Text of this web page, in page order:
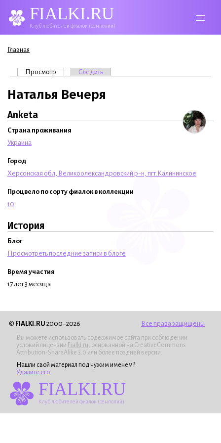
FIALKI.RU
Клуб любителей фиалок (сенполий)
Вы здесь
Главная
Главные вкладки
Просмотр (активная вкладка)
Следить
Наталья Вечеря
Anketa
Страна проживания
Украина
Город
Херсонская обл, Великоолександровский р-н, пгт.Калининское
Процвело по сорту фиалок в коллекции
10
История
Блог
Просмотреть последние записи в блоге
Время участия
17 лет 3 месяца
© FIALKI.RU 2000–2026 Все права защищены
Вы можете использовать содержимое сайта при соблюдении
условий лицензии Fialki.ru , основанной на CreativeCommons
Attribution-ShareAlike 3.0 или более поздней версии.
Нашли свой материал под чужим именем?
Удалите его
FIALKI.RU
Клуб любителей фиалок (сенполий)